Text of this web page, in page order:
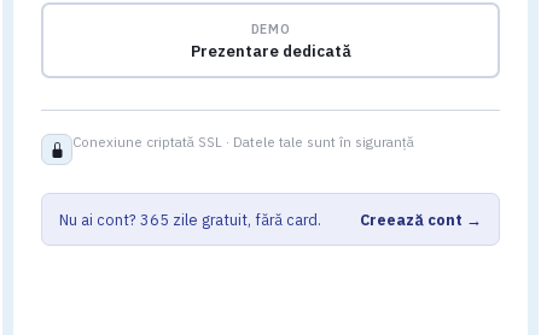
DEMO
Prezentare dedicată
Conexiune criptată SSL · Datele tale sunt în siguranță
Nu ai cont? 365 zile gratuit, fără card. Creează cont →